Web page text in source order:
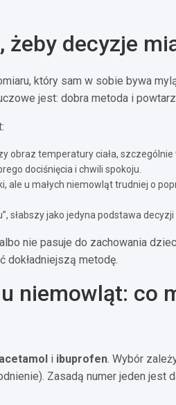
decyzje
który sam w sobie bywa
jest: dobra metoda i
obraz temperatury ciała, szczególnie
dociśnięcia i chwili spokoju.
u małych niemowląt trudniej o
słabszy jako jedyna podstawa
nie pasuje do zachowania
dokładniejszą metodę.
niemowląt: co
i ibuprofen. Wybór
Zasadą numer jeden jest